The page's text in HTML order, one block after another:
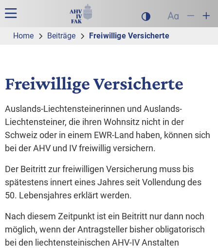
Zur Hauptnavigation
Zum Inhalt
Suche
Hauptnavigation Dunklen Modus
Schrift auf
Schrift
Home Beiträge Freiwillige Versicherte
Freiwillige Versicherte
Auslands-Liechtensteinerinnen und Auslands-
Liechtensteiner, die ihren Wohnsitz nicht in der
Schweiz oder in einem EWR-Land haben, können sich
bei der AHV und IV freiwillig versichern.
Der Beitritt zur freiwilligen Versicherung muss bis
spätestens innert eines Jahres seit Vollendung des
50. Lebensjahres erklärt werden.
Nach diesem Zeitpunkt ist ein Beitritt nur dann noch
möglich, wenn der Antragsteller bisher obligatorisch
bei den liechtensteinischen AHV-IV Anstalten